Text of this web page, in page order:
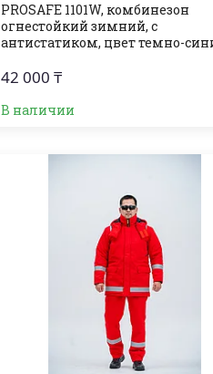
PROSAFE 1101W, комбинезон
огнеcтойкий зимний, с
антистатиком, цвет темно-
42 000 ₸
В наличии